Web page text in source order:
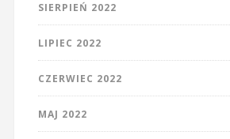
SIERPIEŃ 2022
LIPIEC 2022
CZERWIEC 2022
MAJ 2022